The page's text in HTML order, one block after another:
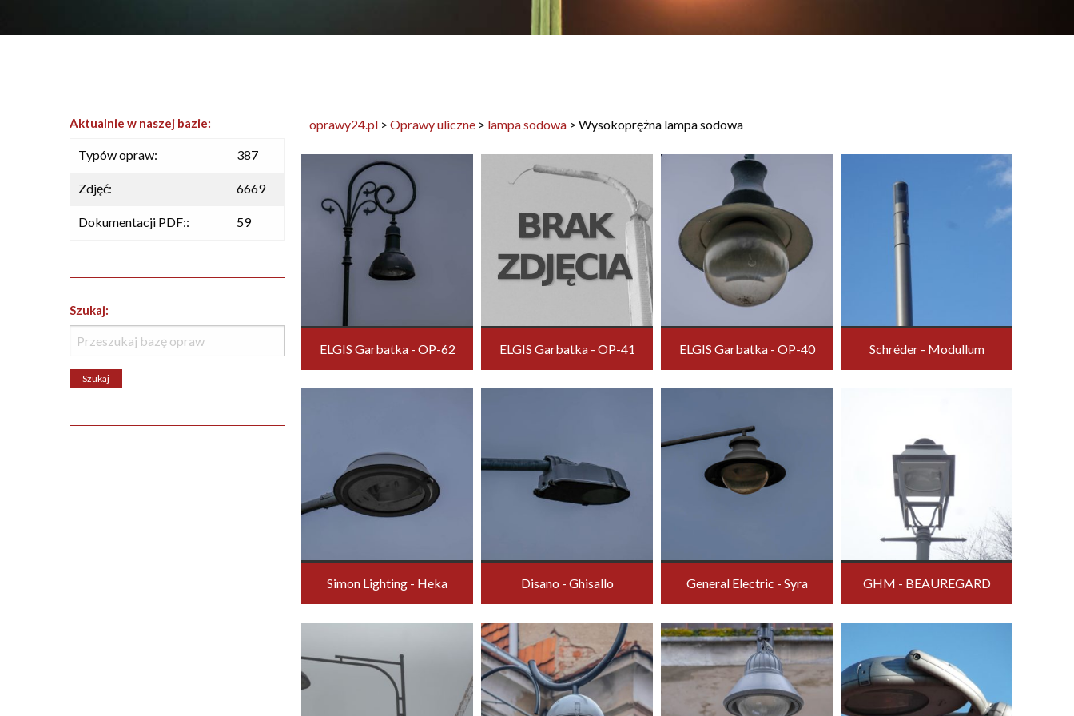
oprawy24.pl > Oprawy uliczne > lampa sodowa > Wysokoprężna lampa sodowa
ELGIS Garbatka - OP-62 ELGIS Garbatka - OP-41 ELGIS Garbatka - OP-40 Schréder - Modullum
Simon Lighting - Heka Disano - Ghisallo General Electric - Syra GHM - BEAUREGARD
Aktualnie w naszej bazie:
Typów opraw: 387
Zdjęć: 6669
Dokumentacji PDF:: 59
Szukaj: